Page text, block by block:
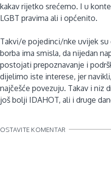
kakav rijetko srećemo. I u
LGBT pravima ali i općenito.
Takvi/e pojedinci/nke uvijek su
borba ima smisla, da nijedan
postojati prepoznavanje i
dijelimo iste interese, jer
najčešće povezuju. Takav i niz
još bolji IDAHOT, ali i druge
OSTAVITE KOMENTAR